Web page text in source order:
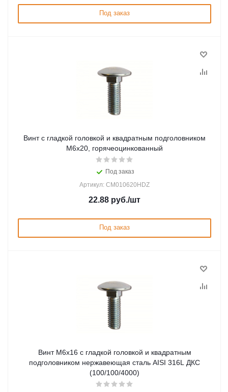
Под заказ
Винт с гладкой головкой и квадратным подголовником
М6х20, горячеоцинкованный
Под заказ
Артикул: CM010620HDZ
22.88 руб./шт
Под заказ
Винт М6х16 с гладкой головкой и квадратным
подголовником нержавеющая сталь AISI 316L ДКС
(100/100/4000)